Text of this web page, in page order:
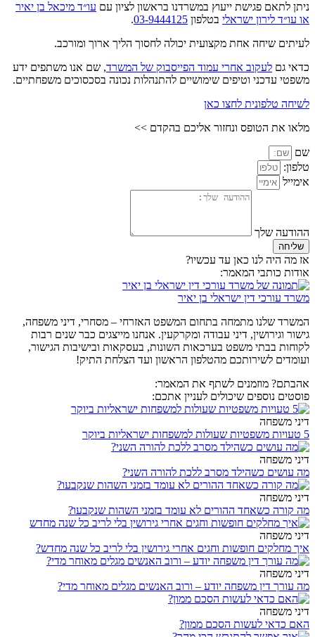
ניתן לתאם פגישת ייעוץ במשרדנו בראשון לציון עם עו״ד מיכאל בן יאיר
או עו״ד לירון ישראלי בטלפון 03-9444125
.
לעיתים שיחה אחת מקצועית יכולה לחסוך הליך ארוך ומורכב.
כדאי גם לעקוב אחרי עמוד הפייסבוק של המשרד, שם אנו משתפים ידע
משפטי עדכני וטיפים שימושיים להתנהלות נכונה בסכסוכים משפחתיים.
לשיחה טלפונית לחצו כאן
מלאו את הטופס ונחזור אליכם בהקדם >>
שם
טלפון:
אימייל
ההודעה שלך
שליחה
אז מה היה לנו כאן עד עכשיו?
אודות כותבי המאמר:
משרד עורכי דין ישראלי בן יאיר
המשרד שלנו מתמחה בתחום המשפט האזרחי – מסחרי, דיני משפחה,
גישור וגירושין, דיני עבודה ומקרקעין. אנחנו מייצגים כבר שנים רבות
לקוחות בבתי משפט בערכאות השונות, בעסקאות ובישיבות הגישור,
ועומדים לשירותכם מהטלפון הראשון ועד הצלחת התיק!
אהבתם? מוזמנים לשתף את המאמר:
פוסטים נוספים שיכולים לעניין אתכם:
דיני משפחה
5 טעויות משפטיות שעולות למשפחות ישראליות ביוקר
דיני משפחה
מה עושים כשהילד מסרב ללכת להורה השני?
דיני משפחה
מה קורה כשאחד ההורים לא עומד בזמני השהות שנקבעו?
דיני משפחה
איך מחלקים חופשות וחגים אחרי גירושין בלי לריב כל שנה מחדש?
דיני משפחה
מה עורך דין משפחה יודע – ורוב האנשים מגלים מאוחר מדי?
דיני משפחה
האם כדאי לעשות הסכם ממון?